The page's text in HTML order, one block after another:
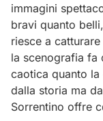
immagini
bravi quanto
riesce a
la scenografia fa
caotica quanto
dalla storia ma
Sorrentino offre